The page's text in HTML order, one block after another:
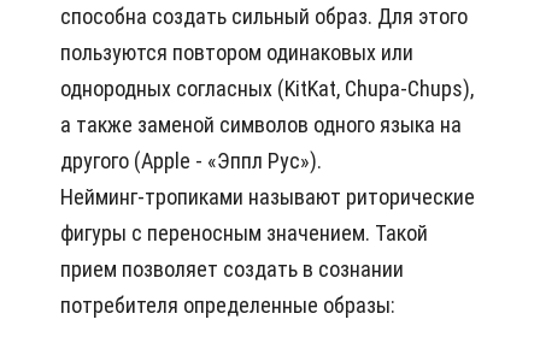
способна создать сильный образ. Для этого
пользуются повтором одинаковых или
однородных согласных (KitKat, Chupa-Chups),
а также заменой символов одного языка на
другого (Apple - «Эппл Рус»).
Нейминг-тропиками называют риторические
фигуры с переносным значением. Такой
прием позволяет создать в сознании
потребителя определенные образы: